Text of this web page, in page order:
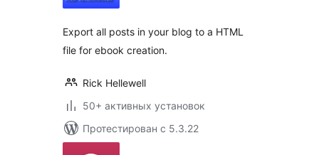
Export all posts in your blog to a HTML
file for ebook creation.
Rick Hellewell
50+ активных установок
Протестирован с 5.3.22